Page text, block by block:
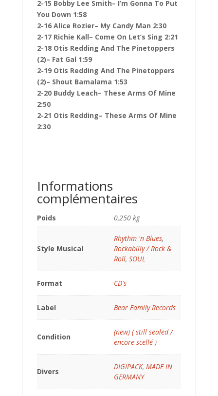
2-15 Bobby Lee Smith– I’m Gonna To Put
You Down 1:58
2-16 Alice Rozier– My Candy Man 2:30
2-17 Richie Kall– Come On Let’s Sing 2:21
2-18 Otis Redding And The Pinetoppers
(2)– Fat Gal 1:59
2-19 Otis Redding And The Pinetoppers
(2)– Shout Bamalama 1:53
2-20 Buddy Leach– These Arms Of Mine
2:50
2-21 Otis Redding– These Arms Of Mine
2:30
Informations
complémentaires
Poids 0,250 kg
Style Musical
Rhythm 'n Blues,
Rockabilly / Rock &
Roll, SOUL
Format CD's
Label Bear Family Records
Condition
(new) ( still sealed /
encore scellé )
Divers
DIGIPACK, MADE IN
GERMANY